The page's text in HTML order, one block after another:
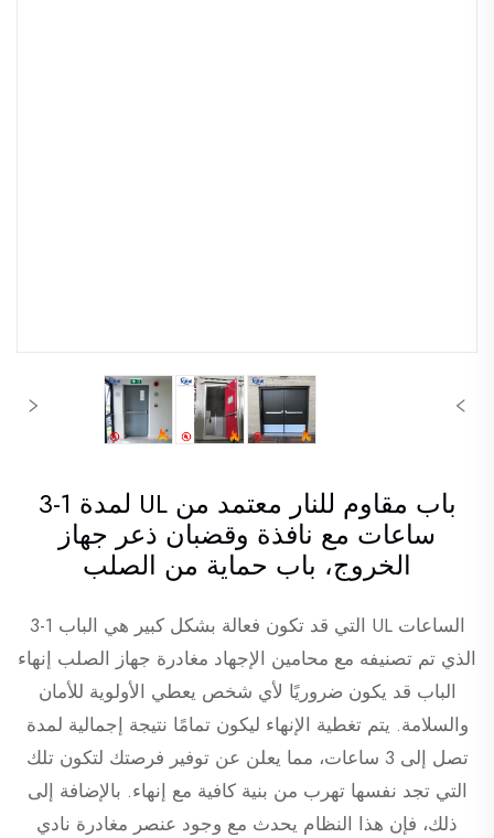
باب مقاوم للنار معتمد من UL لمدة 1-3
ساعات مع نافذة وقضبان ذعر جهاز
الخروج، باب حماية من الصلب
الساعات UL التي قد تكون فعالة بشكل كبير هي الباب 1-3
الذي تم تصنيفه مع محامين الإجهاد مغادرة جهاز الصلب إنهاء
الباب قد يكون ضروريًا لأي شخص يعطي الأولوية للأمان
والسلامة. يتم تغطية الإنهاء ليكون تمامًا نتيجة إجمالية لمدة
تصل إلى 3 ساعات، مما يعلن عن توفير فرصتك لتكون تلك
التي تجد نفسها تهرب من بنية كافية مع إنهاء. بالإضافة إلى
ذلك، فإن هذا النظام يحدث مع وجود عنصر مغادرة نادي